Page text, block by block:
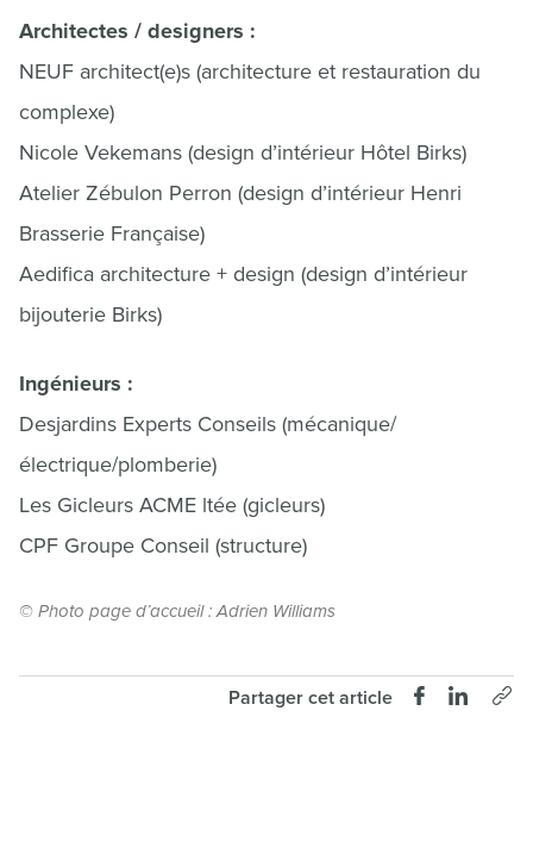
Architectes / designers :
NEUF architect(e)s (architecture et restauration du
complexe)
Nicole Vekemans (design d’intérieur Hôtel Birks)
Atelier Zébulon Perron (design d’intérieur Henri
Brasserie Française)
Aedifica architecture + design (design d’intérieur
bijouterie Birks)
Ingénieurs :
Desjardins Experts Conseils (mécanique/
électrique/plomberie)
Les Gicleurs ACME ltée (gicleurs)
CPF Groupe Conseil (structure)
© Photo page d’accueil : Adrien Williams
Partager cet article